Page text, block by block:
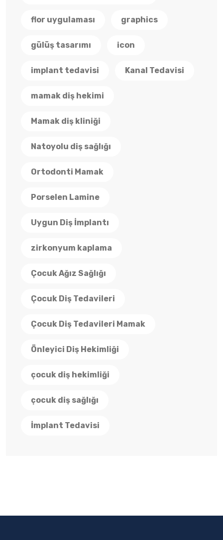
flor uygulaması graphics
gülüş tasarımı icon
implant tedavisi Kanal Tedavisi
mamak diş hekimi
Mamak diş kliniği
Natoyolu diş sağlığı
Ortodonti Mamak
Porselen Lamine
Uygun Diş İmplantı
zirkonyum kaplama
Çocuk Ağız Sağlığı
Çocuk Diş Tedavileri
Çocuk Diş Tedavileri Mamak
Önleyici Diş Hekimliği
çocuk diş hekimliği
çocuk diş sağlığı
İmplant Tedavisi